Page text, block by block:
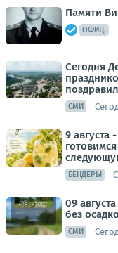
Памяти
ОФИЦ.
Сегодня
СМИ
9
БЕНДЕРЫ
09
без
СМИ